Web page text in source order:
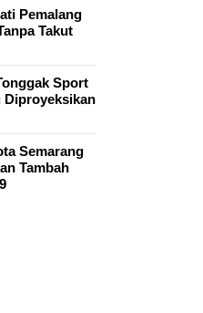
Pemalang
Takut
Sport
Diproyeksikan
Semarang
Tambah